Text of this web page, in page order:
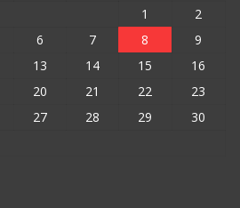
1
2
6 7 8
9
13 14 15
16
20 21 22
23
27 28 29
30